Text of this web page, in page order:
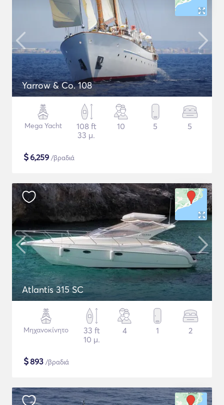
Yarrow & Co. 108
Mega Yacht
108 ft
33 μ.
10 5 5
$6,259 /βραδιά
Atlantis 315 SC
Μηχανοκίνητο
33 ft
10 μ.
4 1 2
$893 /βραδιά